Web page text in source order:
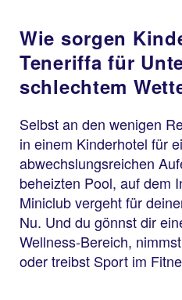
Wie sorgen
Teneriffa für
schlechtem
Selbst an den wenigen
in einem Kinderhotel für
abwechslungsreichen
beheizten Pool, auf dem
Miniclub vergeht für
Nu. Und du gönnst dir
Wellness-Bereich,
oder treibst Sport im